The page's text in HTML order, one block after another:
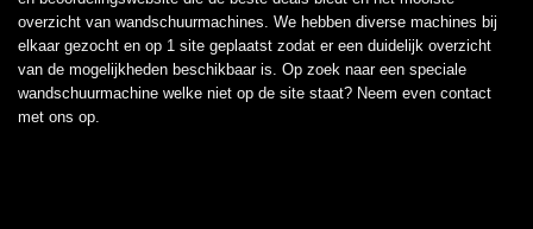
overzicht van wandschuurmachines. We hebben diverse machines bij
elkaar gezocht en op 1 site geplaatst zodat er een duidelijk overzicht
van de mogelijkheden beschikbaar is. Op zoek naar een speciale
wandschuurmachine welke niet op de site staat? Neem even contact
met ons op.